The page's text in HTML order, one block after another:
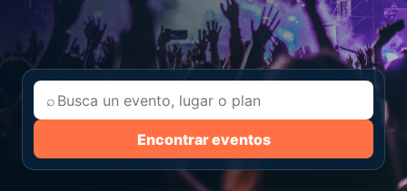
⌕
Encontrar eventos